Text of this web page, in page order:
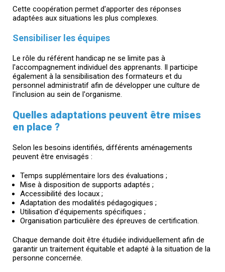
Cette coopération permet d'apporter des réponses
adaptées aux situations les plus complexes.
Sensibiliser les équipes
Le rôle du référent handicap ne se limite pas à
l'accompagnement individuel des apprenants. Il participe
également à la sensibilisation des formateurs et du
personnel administratif afin de développer une culture de
l'inclusion au sein de l'organisme.
Quelles adaptations peuvent être mises
en place ?
Selon les besoins identifiés, différents aménagements
peuvent être envisagés :
Temps supplémentaire lors des évaluations ;
Mise à disposition de supports adaptés ;
Accessibilité des locaux ;
Adaptation des modalités pédagogiques ;
Utilisation d'équipements spécifiques ;
Organisation particulière des épreuves de certification.
Chaque demande doit être étudiée individuellement afin de
garantir un traitement équitable et adapté à la situation de la
personne concernée.